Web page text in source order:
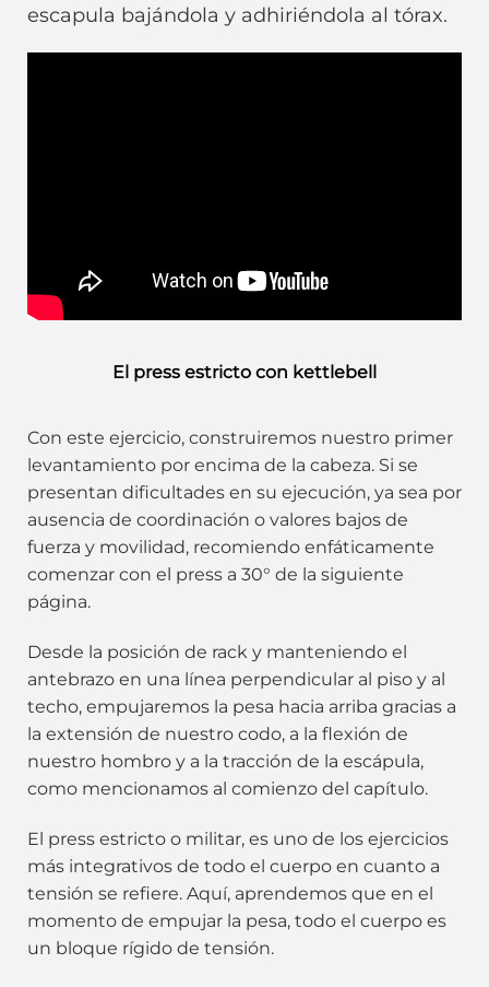
escapula bajándola y adhiriéndola al tórax.
El press estricto con kettlebell
Con este ejercicio, construiremos nuestro primer
levantamiento por encima de la cabeza. Si se
presentan dificultades en su ejecución, ya sea por
ausencia de coordinación o valores bajos de
fuerza y movilidad, recomiendo enfáticamente
comenzar con el press a 30° de la siguiente
página.
Desde la posición de rack y manteniendo el
antebrazo en una línea perpendicular al piso y al
techo, empujaremos la pesa hacia arriba gracias a
la extensión de nuestro codo, a la flexión de
nuestro hombro y a la tracción de la escápula,
como mencionamos al comienzo del capítulo.
El press estricto o militar, es uno de los ejercicios
más integrativos de todo el cuerpo en cuanto a
tensión se refiere. Aquí, aprendemos que en el
momento de empujar la pesa, todo el cuerpo es
un bloque rígido de tensión.